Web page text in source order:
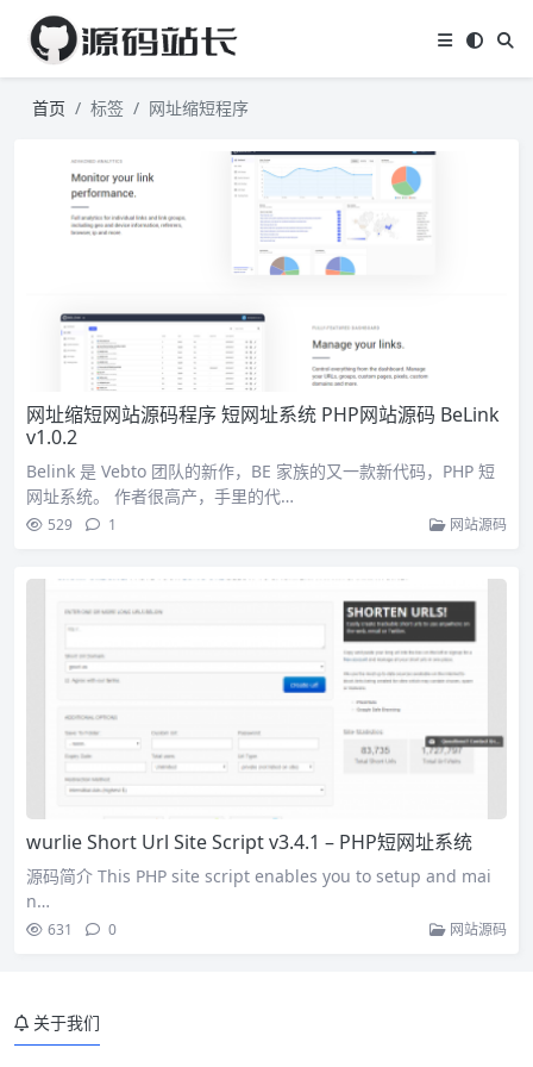
首页 标签 网址缩短程序
网址缩短网站源码程序 短网址系统 PHP网站源码 BeLink
v1.0.2
Belink 是 Vebto 团队的新作，BE 家族的又一款新代码，PHP 短
网址系统。 作者很高产，手里的代…
529 1 网站源码
wurlie Short Url Site Script v3.4.1 – PHP短网址系统
源码简介 This PHP site script enables you to setup and mai
n…
631 0 网站源码
关于我们